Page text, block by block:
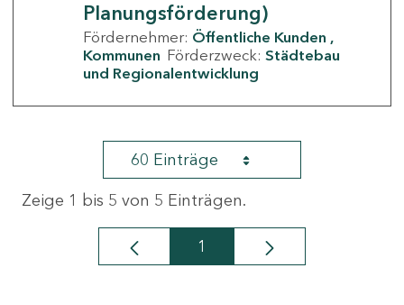
Planungsförderung)
Fördernehmer: Öffentliche Kunden
Kommunen Förderzweck: Städtebau
und Regionalentwicklung
60 Einträge
Zeige 1 bis 5 von 5 Einträgen.
Seite
1